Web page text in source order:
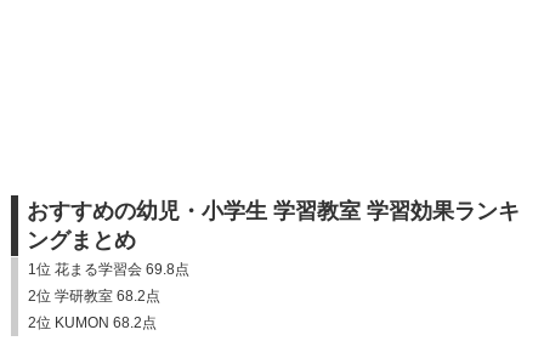
おすすめの幼児・小学生 学習教室 学習効果ランキ
ングまとめ
1位 花まる学習会 69.8点
2位 学研教室 68.2点
2位 KUMON 68.2点